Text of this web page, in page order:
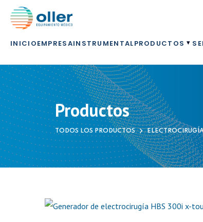
INICIOEMPRESAINSTRUMENTALPRODUCTOS ▾
Productos
TODOS LOS PRODUCTOS